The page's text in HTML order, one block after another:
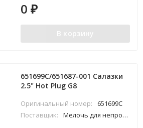
0₽
В корзину
651699C/651687-001 Салазки
2.5" Hot Plug G8
Оригинальный номер:
651699C
Поставщик:
Мелочь для непрофильных товаров